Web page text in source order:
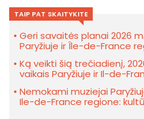
TAIP PAT SKAITYKITE
Geri savaitės planai 2026
Paryžiuje ir Île-de-France
Ką veikti šią trečiadienį,
vaikais Paryžiuje ir Il-de-
Nemokami muziejai
Ile-de-France regione: